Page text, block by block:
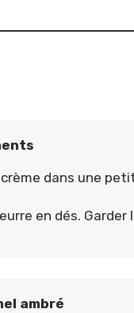
dans une
en dés.
ambré